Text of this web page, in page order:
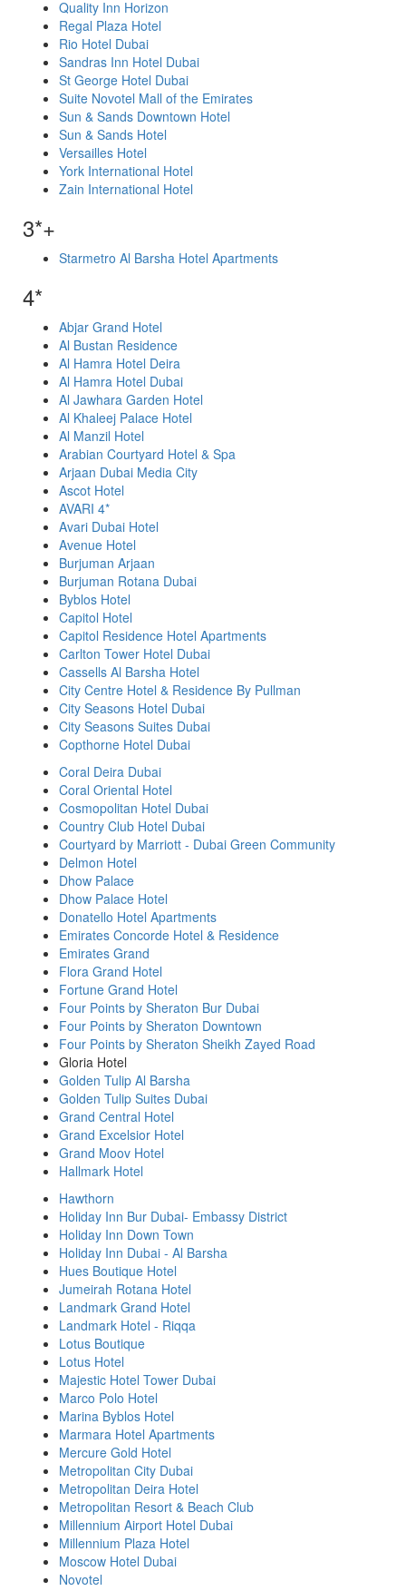
Quality Inn Horizon
Regal Plaza Hotel
Rio Hotel Dubai
Sandras Inn Hotel Dubai
St George Hotel Dubai
Suite Novotel Mall of the Emirates
Sun & Sands Downtown Hotel
Sun & Sands Hotel
Versailles Hotel
York International Hotel
Zain International Hotel
3*+
Starmetro Al Barsha Hotel Apartments
4*
Abjar Grand Hotel
Al Bustan Residence
Al Hamra Hotel Deira
Al Hamra Hotel Dubai
Al Jawhara Garden Hotel
Al Khaleej Palace Hotel
Al Manzil Hotel
Arabian Courtyard Hotel & Spa
Arjaan Dubai Media City
Ascot Hotel
AVARI 4*
Avari Dubai Hotel
Avenue Hotel
Burjuman Arjaan
Burjuman Rotana Dubai
Byblos Hotel
Capitol Hotel
Capitol Residence Hotel Apartments
Carlton Tower Hotel Dubai
Cassells Al Barsha Hotel
City Centre Hotel & Residence By Pullman
City Seasons Hotel Dubai
City Seasons Suites Dubai
Copthorne Hotel Dubai
Coral Deira Dubai
Coral Oriental Hotel
Cosmopolitan Hotel Dubai
Country Club Hotel Dubai
Courtyard by Marriott - Dubai Green Community
Delmon Hotel
Dhow Palace
Dhow Palace Hotel
Donatello Hotel Apartments
Emirates Concorde Hotel & Residence
Emirates Grand
Flora Grand Hotel
Fortune Grand Hotel
Four Points by Sheraton Bur Dubai
Four Points by Sheraton Downtown
Four Points by Sheraton Sheikh Zayed Road
Gloria Hotel
Golden Tulip Al Barsha
Golden Tulip Suites Dubai
Grand Central Hotel
Grand Excelsior Hotel
Grand Moov Hotel
Hallmark Hotel
Hawthorn
Holiday Inn Bur Dubai- Embassy District
Holiday Inn Down Town
Holiday Inn Dubai - Al Barsha
Hues Boutique Hotel
Jumeirah Rotana Hotel
Landmark Grand Hotel
Landmark Hotel - Riqqa
Lotus Boutique
Lotus Hotel
Majestic Hotel Tower Dubai
Marco Polo Hotel
Marina Byblos Hotel
Marmara Hotel Apartments
Mercure Gold Hotel
Metropolitan City Dubai
Metropolitan Deira Hotel
Metropolitan Resort & Beach Club
Millennium Airport Hotel Dubai
Millennium Plaza Hotel
Moscow Hotel Dubai
Novotel